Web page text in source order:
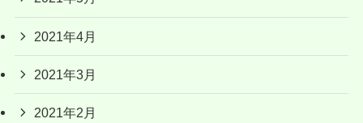
2021年4月
2021年3月
2021年2月